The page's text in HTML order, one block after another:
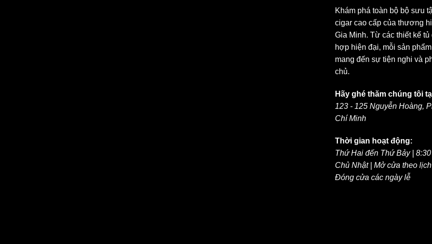
Khám phá toàn bộ bộ sưu
cigar cao cấp của thương
Gia Minh. Từ các thiết kế
hợp hiện đại, mỗi sản
mang đến sự tiện nghi và
chủ.
Hãy ghé thăm chúng tôi
123 - 125 Nguyễn Hoàng,
Chí Minh
Thời gian hoạt động:
Thứ Hai đến Thứ Bảy |
Chủ Nhật | Mở cửa theo
Đóng cửa các ngày lễ